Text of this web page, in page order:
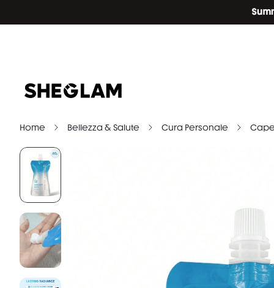
Home Bellezza & Salute Cura Personale